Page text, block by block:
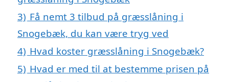
3) Få nemt 3 tilbud på græsslåning i
Snogebæk, du kan være tryg ved
4) Hvad koster græsslåning i Snogebæk?
5) Hvad er med til at bestemme prisen på